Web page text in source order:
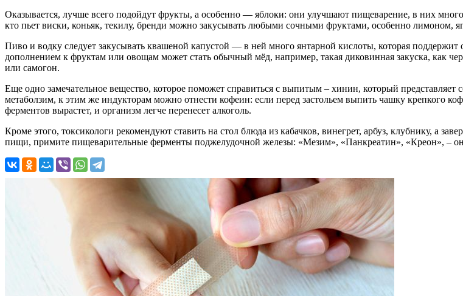
Оказывается, лучше всего подойдут фрукты, а особенно — яблоки: они улучшают пищеварение, в них
кто пьет виски, коньяк, текилу, бренди можно закусывать любыми сочными фруктами, особенно лимоном,
Пиво и водку следует закусывать квашеной капустой — в ней много янтарной кислоты, которая поддержит
дополнением к фруктам или овощам может стать обычный мёд, например, такая диковинная закуска, как
или самогон.
Еще одно замечательное вещество, которое поможет справиться с выпитым – хинин, который
метаболзим, к этим же индукторам можно отнести кофеин: если перед застольем выпить чашку крепкого
ферментов вырастет, и организм легче перенесет алкоголь.
Кроме этого, токсикологи рекомендуют ставить на стол блюда из кабачков, винегрет, арбуз, клубнику, а
пищи, примите пищеварительные ферменты поджелудочной железы: «Мезим», «Панкреатин», «Креон», –